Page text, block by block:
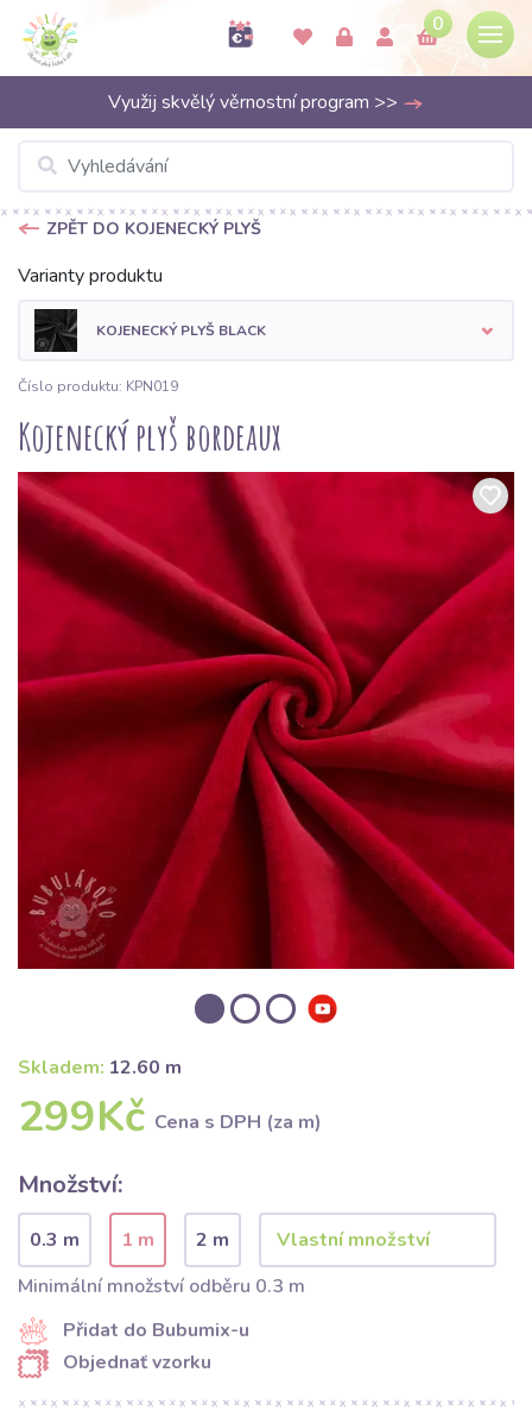
0
Využij skvělý věrnostní program >>
ZPĚT DO KOJENECKÝ PLYŠ
Varianty produktu
KOJENECKÝ PLYŠ BLACK
Číslo produktu: KPN019
Kojenecký plyš bordeaux
Skladem: 12.60 m
299Kč Cena s DPH (za m)
Množství:
0.3 m 1 m
2 m
Minimální množství odběru 0.3 m
Přidat do Bubumix-u
Objednať vzorku